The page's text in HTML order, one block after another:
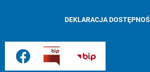
DEKLARACJA